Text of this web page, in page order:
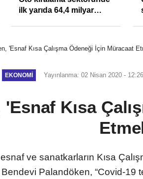
ilk yarıda 64,4 milyar
'Esnaf Kısa Çalışma Ödeneği İçin Müracaat
EKONOMI Yayınlanma: 02 Nisan 2020 - 12:26
Kısa
ve sanatkarların Kısa
Palandöken, “Covid-19